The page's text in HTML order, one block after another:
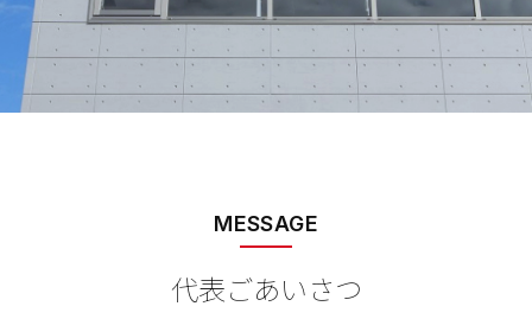
MESSAGE
代表ごあいさつ